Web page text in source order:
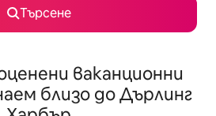
Търсене
ваканционни
близо до Дърлинг